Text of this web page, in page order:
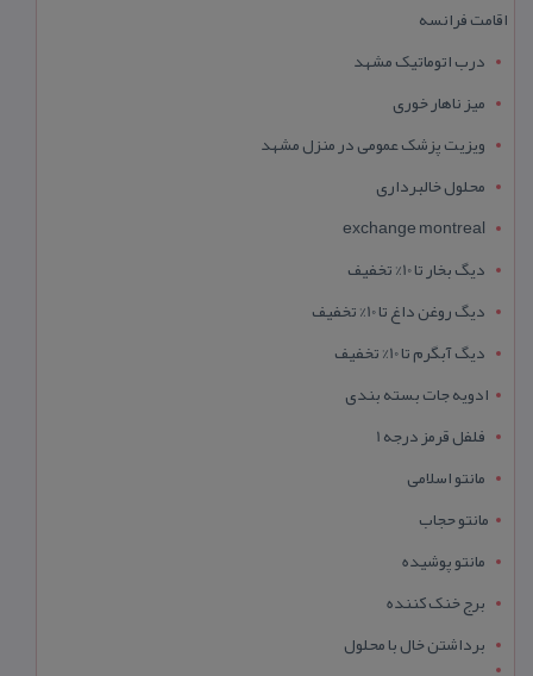
اقامت فرانسه
درب اتوماتیک مشهد
میز ناهار خوری
ویزیت پزشک عمومی در منزل مشهد
محلول خالبرداری
exchange montreal
دیگ بخار تا 10% تخفیف
دیگ روغن داغ تا 10% تخفیف
دیگ آبگرم تا 10% تخفیف
ادویه جات بسته بندی
فلفل قرمز درجه 1
مانتو اسلامی
مانتو حجاب
مانتو پوشیده
برج خنک کننده
برداشتن خال با محلول